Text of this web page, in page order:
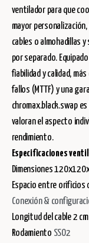
ventilador para que
mayor
cables o almohadillas
por separado.
fiabilidad y calidad,
fallos (MTTF) y una
chromax.black.swap
valoran el aspecto
rendimiento.
Especificaciones
Dimensiones
Espacio entre
Conexión &
Longitud del cable 2
Rodamiento SSO2